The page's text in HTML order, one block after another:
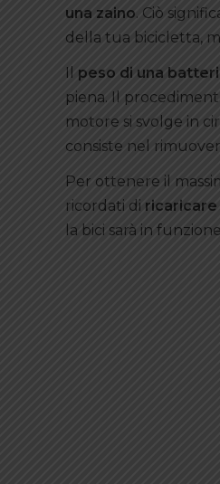
una zaino. Ciò
della tua bicicletta,
Il peso di una
piena. Il
motore si svolge in
consiste nel
Per ottenere il
ricordati di ricaricare
la bici sarà in